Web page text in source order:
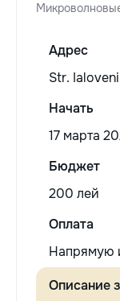
Адрес
Str.
Начать
17 марта
Бюджет
200 лей
Оплата
Напрямую
Описание